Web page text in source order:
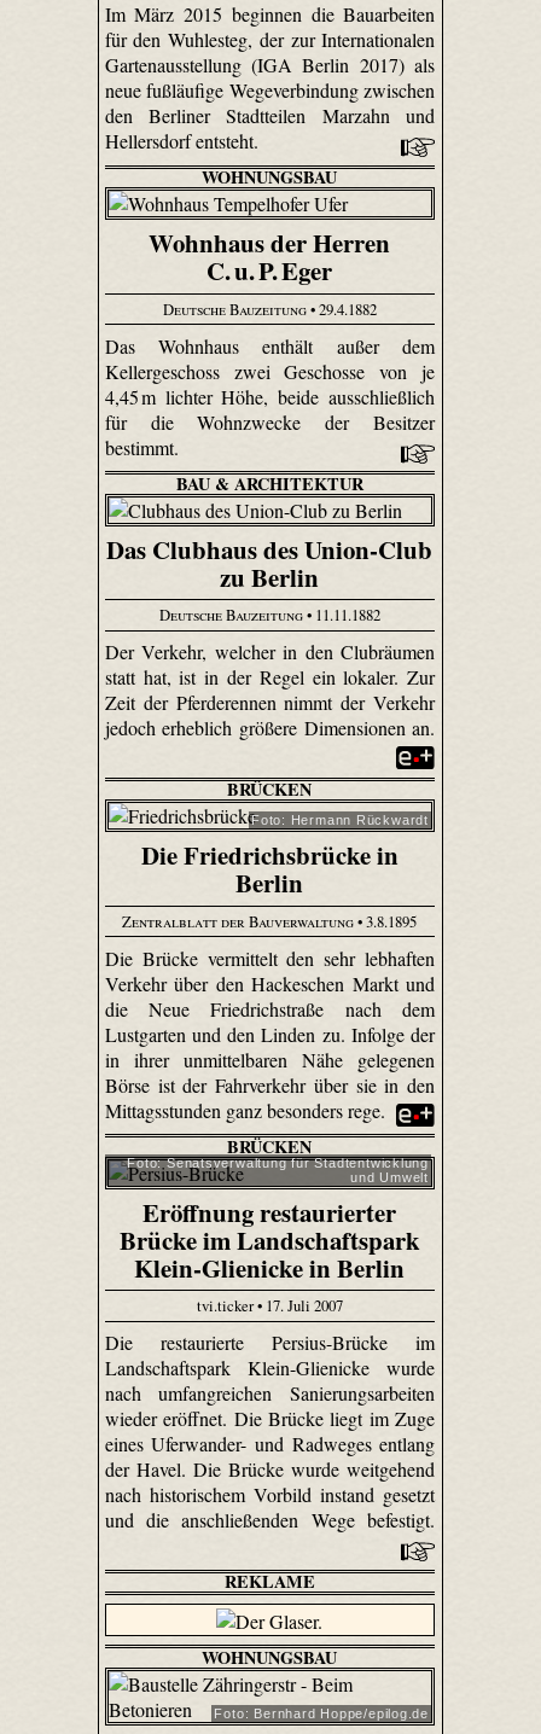
Im März 2015 beginnen die Bauarbeiten
für den Wuhlesteg, der zur Internationalen
Gartenausstellung (IGA Berlin 2017) als
neue fußläufige Wegeverbindung zwischen
den Berliner Stadtteilen Marzahn und
Hellersdorf entsteht.
WOHNUNGSBAU
Wohnhaus der Herren
C. u. P. Eger
Deutsche Bauzeitung• 29.4.1882
Das Wohnhaus enthält außer dem
Kellergeschoss zwei Geschosse von je
4,45 m lichter Höhe, beide ausschließlich
für die Wohnzwecke der Besitzer
bestimmt.
BAU & ARCHITEKTUR
Das Clubhaus des Union-Club
zu Berlin
Deutsche Bauzeitung• 11.11.1882
Der Verkehr, welcher in den Clubräumen
statt hat, ist in der Regel ein lokaler. Zur
Zeit der Pferderennen nimmt der Verkehr
jedoch erheblich größere Dimensionen an.
BRÜCKEN
Foto: Hermann Rückwardt
Die Friedrichsbrücke in
Berlin
Zentralblatt der Bauverwaltung• 3.8.1895
Die Brücke vermittelt den sehr lebhaften
Verkehr über den Hackeschen Markt und
die Neue Friedrichstraße nach dem
Lustgarten und den Linden zu. Infolge der
in ihrer unmittelbaren Nähe gelegenen
Börse ist der Fahrverkehr über sie in den
Mittagsstunden ganz besonders rege.
BRÜCKEN
Foto: Senats­verwaltung für Stadtentwicklung
und Umwelt
Eröffnung restaurierter
Brücke im Landschaftspark
Klein-Glienicke in Berlin
tvi.ticker • 17. Juli 2007
Die restaurierte Persius-Brücke im
Landschaftspark Klein-Glienicke wurde
nach umfangreichen Sanierungsarbeiten
wieder eröffnet. Die Brücke liegt im Zuge
eines Uferwander- und Radweges entlang
der Havel. Die Brücke wurde weitgehend
nach historischem Vorbild instand gesetzt
und die anschließenden Wege befestigt.
REKLAME
WOHNUNGSBAU
Foto: Bernhard Hoppe/epilog.de